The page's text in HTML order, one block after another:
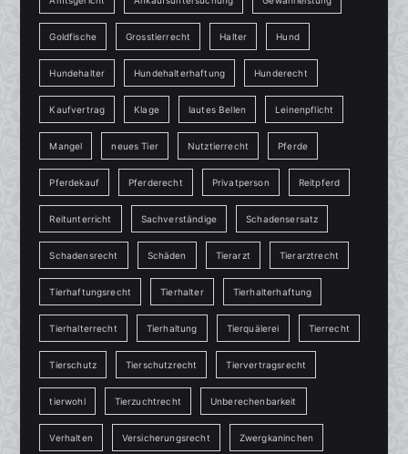
Goldfische Grosstierrecht Halter Hund
Hundehalter Hundehalterhaftung Hunderecht
Kaufvertrag Klage lautes Bellen Leinenpflicht
Mangel neues Tier Nutztierrecht Pferde
Pferdekauf Pferderecht Privatperson Reitpferd
Reitunterricht Sachverständige Schadensersatz
Schadensrecht Schäden Tierarzt Tierarztrecht
Tierhaftungsrecht Tierhalter Tierhalterhaftung
Tierhalterrecht Tierhaltung Tierquälerei Tierrecht
Tierschutz Tierschutzrecht Tiervertragsrecht
tierwohl Tierzuchtrecht Unberechenbarkeit
Verhalten Versicherungsrecht Zwergkaninchen